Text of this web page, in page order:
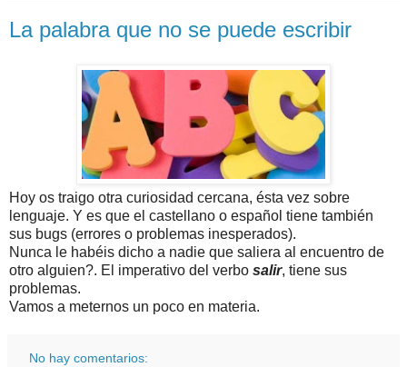
La palabra que no se puede escribir
Hoy os traigo otra curiosidad cercana, ésta vez sobre
lenguaje. Y es que el castellano o español tiene también
sus bugs (errores o problemas inesperados).
Nunca le habéis dicho a nadie que saliera al encuentro de
otro alguien?. El imperativo del verbo salir, tiene sus
problemas.
Vamos a meternos un poco en materia.
No hay comentarios: